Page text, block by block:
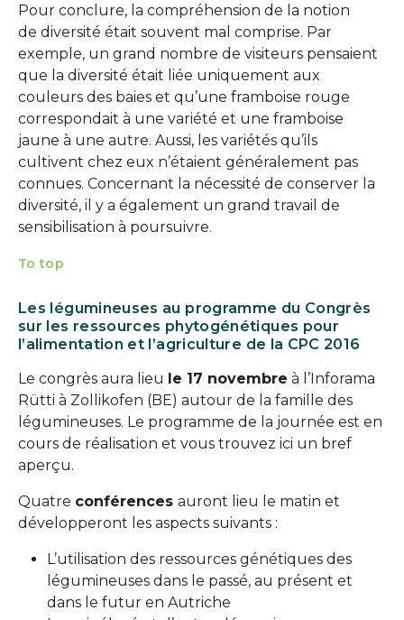
Pour conclure, la compréhension de la notion
de diversité était souvent mal comprise. Par
exemple, un grand nombre de visiteurs pensaient
que la diversité était liée uniquement aux
couleurs des baies et qu’une framboise rouge
correspondait à une variété et une framboise
jaune à une autre. Aussi, les variétés qu’ils
cultivent chez eux n’étaient généralement pas
connues. Concernant la nécessité de conserver la
diversité, il y a également un grand travail de
sensibilisation à poursuivre.
To top
Les légumineuses au programme du Congrès
sur les ressources phytogénétiques pour
l’alimentation et l’agriculture de la CPC 2016
Le congrès aura lieu le 17 novembre à l’Inforama
Rütti à Zollikofen (BE) autour de la famille des
légumineuses. Le programme de la journée est en
cours de réalisation et vous trouvez ici un bref
aperçu.
Quatre conférences auront lieu le matin et
développeront les aspects suivants :
L’utilisation des ressources génétiques des
légumineuses dans le passé, au présent et
dans le futur en Autriche